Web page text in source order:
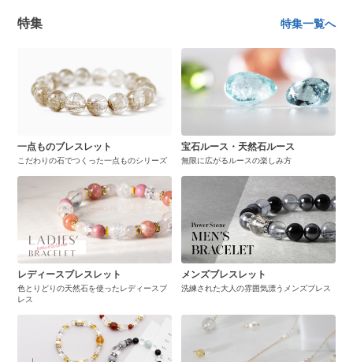
特集 特集一覧へ
一点ものブレスレット
こだわりの石でつくった一点ものシリーズ
宝石ルース・天然石ルース
無限に広がるルースの楽しみ方
レディースブレスレット
色とりどりの天然石を使ったレディースブ
レス
メンズブレスレット
洗練された大人の雰囲気漂うメンズブレス